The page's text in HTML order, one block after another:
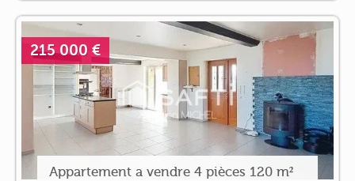
215 000 €
Appartement a vendre 4 pièces 120 m²